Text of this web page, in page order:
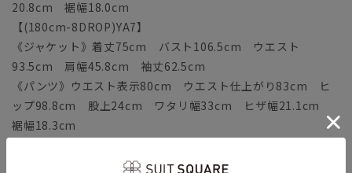
20.8cm 裾幅18.0cm
【(180cm-8DROP)YA7】
《ジャケット》着丈75cm バスト106.5cm ウエスト
93.5cm 肩幅45.8cm 袖丈62.5cm
《パンツ》ウエスト表示80cm ウエスト仕上がり83cm ヒ
ップ98.8cm 股上24cm ワタリ幅33cm ヒザ幅21.1cm
裾幅18.3cm
【(160cm-6DROP)A3】